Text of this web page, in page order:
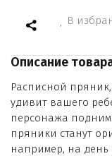
В
Описание
Расписной
удивит вашего
персонажа
пряники станут
например, на